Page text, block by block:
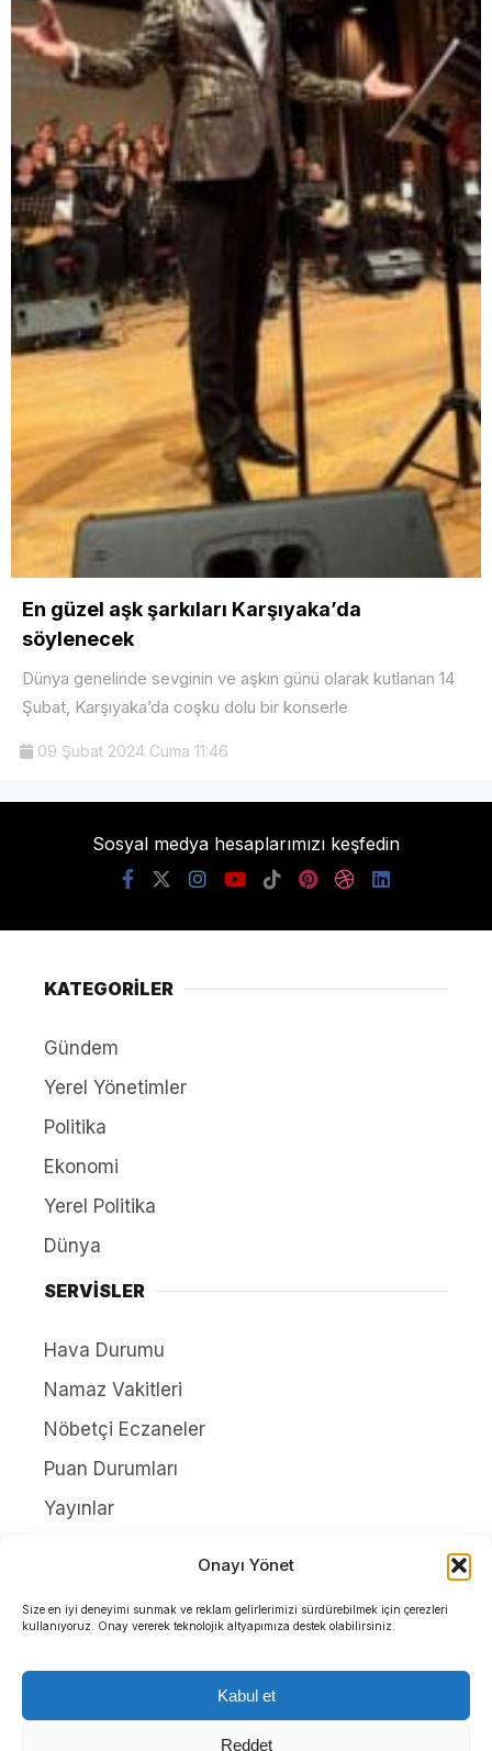
Onayı Yönet
Size en iyi deneyimi sunmak ve reklam gelirlerimizi sürdürebilmek için çerezleri
kullanıyoruz. Onay vererek teknolojik altyapımıza destek olabilirsiniz.
Kabul et
Reddet
En güzel aşk şarkıları Karşıyaka’da
söylenecek
Dünya genelinde sevginin ve aşkın günü olarak kutlanan 14
Şubat, Karşıyaka’da coşku dolu bir konserle
09 Şubat 2024 Cuma 11:46
Sosyal medya hesaplarımızı keşfedin
KATEGORİLER
Gündem
Yerel Yönetimler
Politika
Ekonomi
Yerel Politika
Dünya
SERVİSLER
Hava Durumu
Namaz Vakitleri
Nöbetçi Eczaneler
Puan Durumları
Yayınlar
İletişim